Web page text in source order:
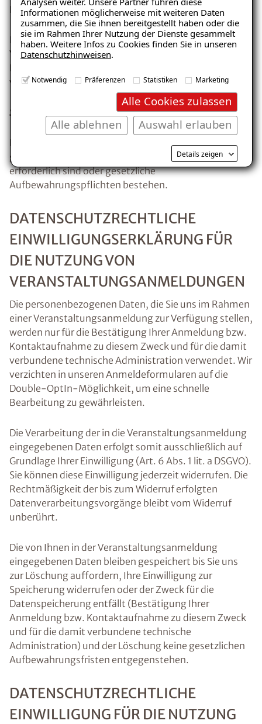
Informationen möglicherweise mit weiteren Daten
zusammen, die Sie ihnen bereitgestellt haben oder die
sie im Rahmen Ihrer Nutzung der Dienste gesammelt
haben. Weitere Infos zu Cookies finden Sie in unseren
Datenschutzhinweisen.
Notwendig Präferenzen Statistiken Marketing
Alle Cookies zulassen
Auswahl erlauben
Alle ablehnen
Details zeigen
Dokumentation von Geschäftsbeziehungen.
Betroffene Personen haben das Recht, der
Verarbeitung auf Grundlage von Art. 6 Abs. 1 lit. f
DSGVO jederzeit gemäß Art. 21 DSGVO zu
widersprechen.
Speicherdauer
Personenbezogene Daten werden nur so lange
gespeichert, wie dies für die genannten Zwecke
erforderlich sind oder gesetzliche
Aufbewahrungspflichten bestehen.
DATENSCHUTZRECHTLICHE
EINWILLIGUNGSERKLÄRUNG FÜR
DIE NUTZUNG VON
VERANSTALTUNGSANMELDUNGEN
Die personenbezogenen Daten, die Sie uns im Rahmen
einer Veranstaltungsanmeldung zur Verfügung stellen,
werden nur für die Bestätigung Ihrer Anmeldung bzw.
Kontaktaufnahme zu diesem Zweck und für die damit
verbundene technische Administration verwendet. Wir
verzichten in unseren Anmeldeformularen auf die
Double-OptIn-Möglichkeit, um eine schnelle
Bearbeitung zu gewährleisten.
Die Verarbeitung der in die Veranstaltungsanmeldung
eingegebenen Daten erfolgt somit ausschließlich auf
Grundlage Ihrer Einwilligung (Art. 6 Abs. 1 lit. a DSGVO).
Sie können diese Einwilligung jederzeit widerrufen. Die
Rechtmäßigkeit der bis zum Widerruf erfolgten
Datenverarbeitungsvorgänge bleibt vom Widerruf
unberührt.
Die von Ihnen in der Veranstaltungsanmeldung
eingegebenen Daten bleiben gespeichert bis Sie uns
zur Löschung auffordern, Ihre Einwilligung zur
Speicherung widerrufen oder der Zweck für die
Datenspeicherung entfällt (Bestätigung Ihrer
Anmeldung bzw. Kontaktaufnahme zu diesem Zweck
und für die damit verbundene technische
Administration) und der Löschung keine gesetzlichen
Aufbewahrungsfristen entgegenstehen.
DATENSCHUTZRECHTLICHE
EINWILLIGUNG FÜR DIE NUTZUNG